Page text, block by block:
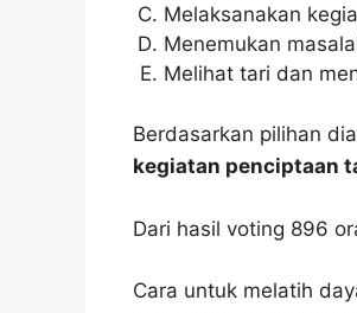
Melaksanakan
Menemukan
Melihat tari dan
Berdasarkan pilihan
kegiatan penciptaan
Dari hasil voting 896
Cara untuk melatih